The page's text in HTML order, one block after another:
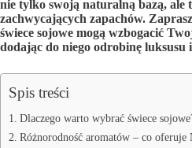
nie tylko swoją naturalną bazą, ale
zachwycających zapachów.
świece sojowe mogą wzbogacić
dodając do niego odrobinę luksusu
Spis treści
Dlaczego warto wybrać świece
Różnorodność aromatów – co oferuje